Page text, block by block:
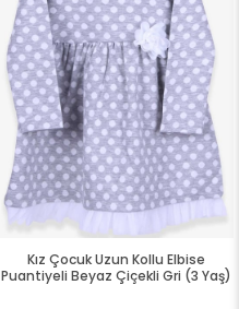
Kız Çocuk Uzun Kollu Elbise
Puantiyeli Beyaz Çiçekli Gri (3 Yaş)